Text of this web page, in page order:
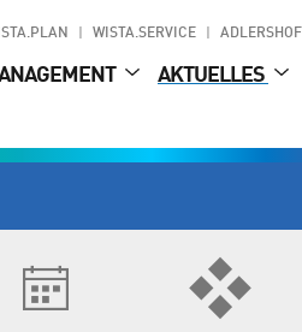
WISTA.SERVICE ADLERSHOF
AKTUELLES